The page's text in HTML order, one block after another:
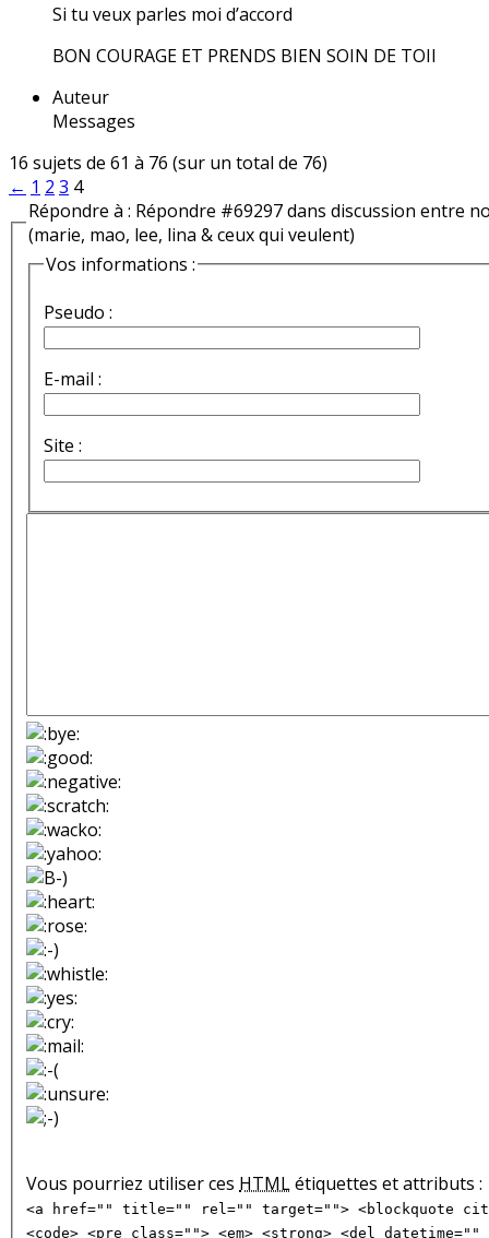
Si tu veux parles moi d’accord
BON COURAGE ET PRENDS BIEN SOIN DE TOII
Auteur
Messages
16 sujets de 61 à 76 (sur un total de 76)
← 1 2 3 4
Répondre à : Répondre #69297 dans discussion entre
(marie, mao, lee, lina & ceux qui veulent)
Vos informations :
Pseudo :
E-mail :
Site :
Vous pourriez utiliser ces HTMLétiquettes et attributs :
<a href="" title="" rel="" target=""> <blockquote
<code> <pre class=""> <em> <strong> <del